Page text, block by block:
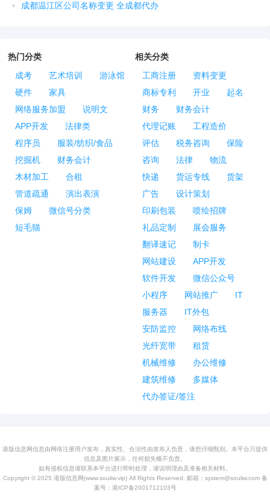
成都温江区公司名称变更 全成都代办
热门分类
成考
艺术培训
游泳馆
硬件
家具
网络服务加盟
说明文
APP开发
法律类
程序员
服装/纺织/食品
挖掘机
财务会计
木材加工
合租
管道疏通
演出表演
保姆
微信号分类
短毛猫
相关分类
工商注册
资料变更
商标专利
开业
起名
财务
财务会计
代理记账
工程造价
评估
税务咨询
保险
咨询
法律
物流
快递
货运专线
货架
广告
设计策划
印刷包装
喷绘招牌
礼品定制
展会服务
翻译速记
制卡
网站建设
APP开发
软件开发
微信公众号
小程序
网站推广
IT
服务器
IT外包
安防监控
网络布线
光纤宽带
租赁
机械维修
办公维修
建筑维修
多媒体
代办签证/签注
港版信息网信息由网络注册用户发布，真实性、合法性由发布人负责，请您仔细甄别。本平台只提供
信息及图片展示，任何损失概不负责。
如有侵权信息请联系本平台进行即时处理，请说明理由及准备相关材料。
Copyright © 2025 港版信息网(www.souliw.vip) All Rights Reserved. 邮箱：system@souliw.com 备
案号： 港ICP备2001712103号